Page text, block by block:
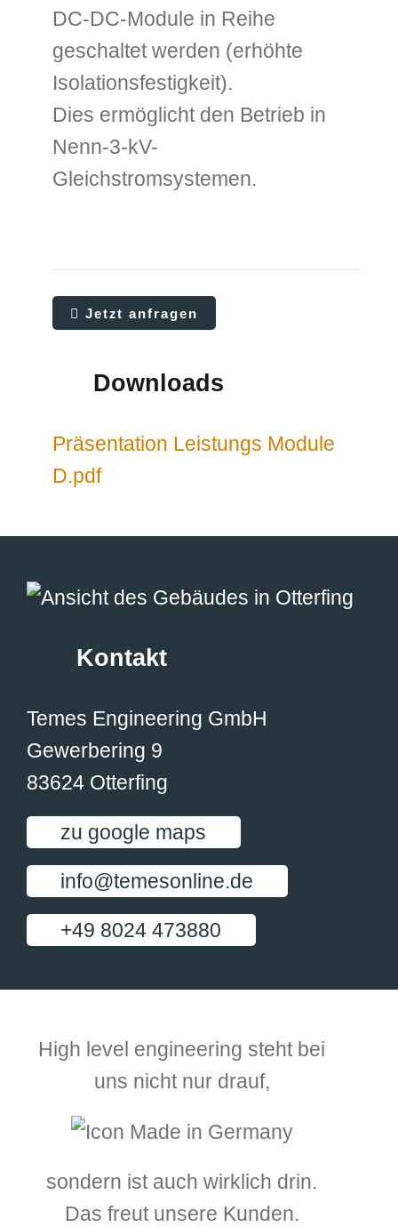
DC-DC-Module in Reihe
geschaltet werden (erhöhte
Isolationsfestigkeit).
Dies ermöglicht den Betrieb in
Nenn-3-kV-
Gleichstromsystemen.
Jetzt anfragen
Downloads
Präsentation Leistungs Module
D.pdf
Kontakt
Temes Engineering GmbH
Gewerbering 9
83624 Otterfing
zu google maps
info@temesonline.de
+49 8024 473880
High level engineering steht bei
uns nicht nur drauf,
sondern ist auch wirklich drin.
Das freut unsere Kunden.